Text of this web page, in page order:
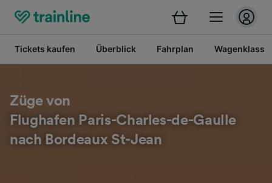
Tickets kaufen Überblick Fahrplan
Züge von
Flughafen Paris-Charles-de-Gaulle
nach Bordeaux St-Jean